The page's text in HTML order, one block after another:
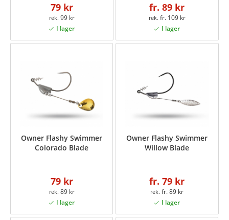
79 kr
99 kr
fr. 89 kr
fr. 109 kr
Owner Flashy Swimmer
Colorado Blade
79 kr
89 kr
Owner Flashy Swimmer
Willow Blade
fr. 79 kr
fr. 89 kr